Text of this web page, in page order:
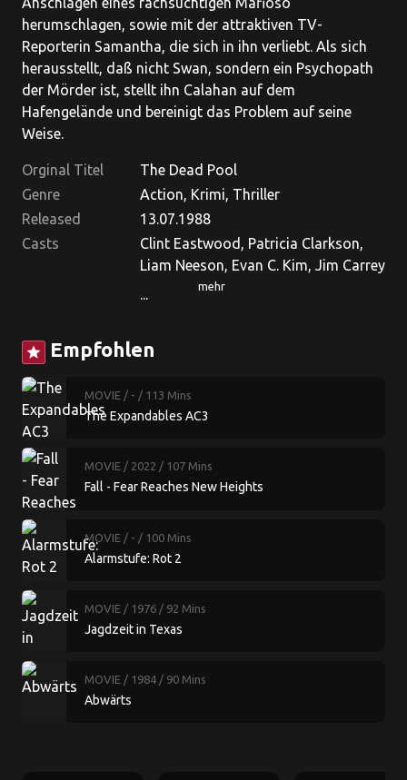
herumschlagen, sowie mit der attraktiven TV-
Reporterin Samantha, die sich in ihn verliebt. Als sich
herausstellt, daß nicht Swan, sondern ein Psychopath
der Mörder ist, stellt ihn Calahan auf dem
Hafengelände und bereinigt das Problem auf seine
Weise.
Orginal Titel
The Dead Pool
Genre
Action, Krimi, Thriller
Released
13.07.1988
Casts
Clint Eastwood, Patricia Clarkson,
Liam Neeson, Evan C. Kim, Jim Carrey
...
mehr
star Empfohlen
MOVIE / - / 113 Mins
The Expandables AC3
MOVIE / 2022 / 107 Mins
Fall - Fear Reaches New Heights
MOVIE / - / 100 Mins
Alarmstufe: Rot 2
MOVIE / 1976 / 92 Mins
Jagdzeit in Texas
MOVIE / 1984 / 90 Mins
Abwärts